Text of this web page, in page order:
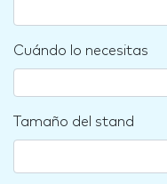
Cuándo lo necesitas
Tamaño del stand